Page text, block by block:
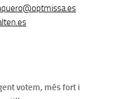
votem, més fort i